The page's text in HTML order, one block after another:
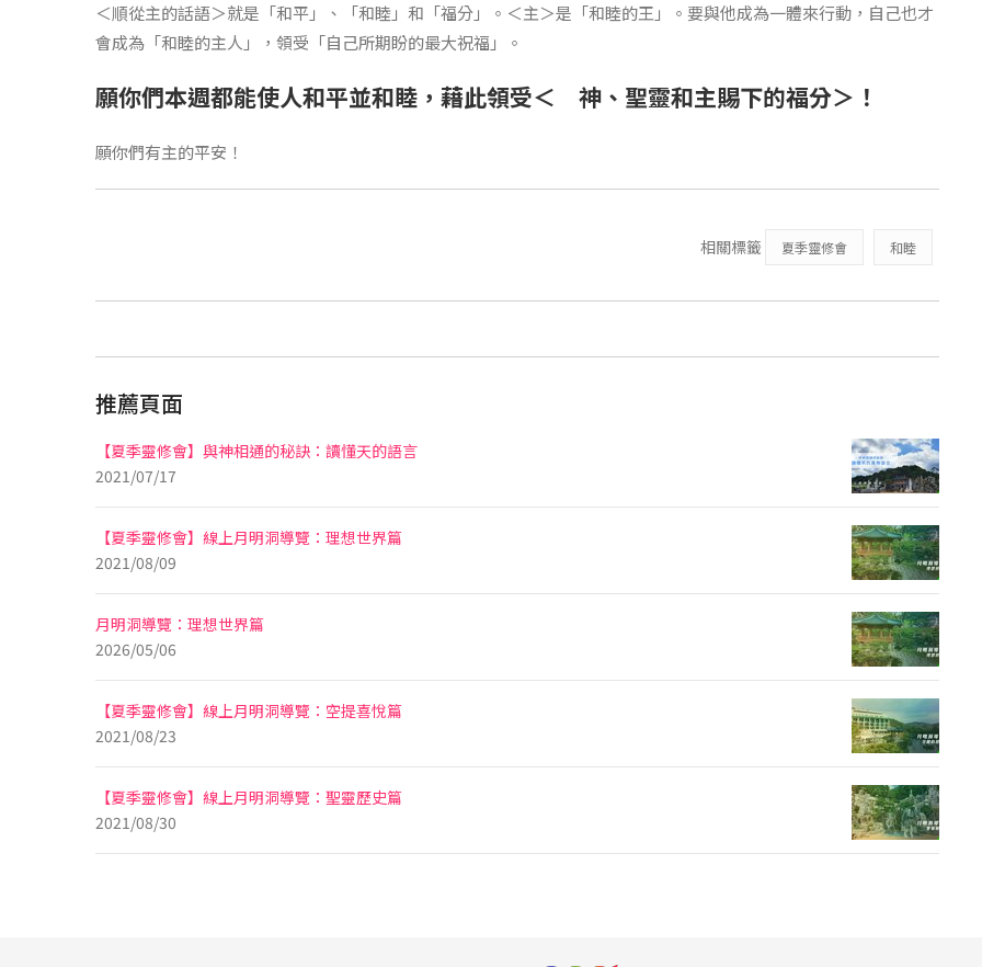
＜順從主的話語＞就是「和平」、「和睦」和「福分」。＜主＞是「和睦的王」。要與他成為一體來行動，自己也才
會成為「和睦的主人」，領受「自己所期盼的最大祝福」。
願你們本週都能使人和平並和睦，藉此領受＜ 神、聖靈和主賜下的福分＞！
願你們有主的平安！
相關標籤 夏季靈修會 和睦
推薦頁面
【夏季靈修會】與神相通的秘訣：讀懂天的語言
2021/07/17
【夏季靈修會】線上月明洞導覽：理想世界篇
2021/08/09
月明洞導覽：理想世界篇
2026/05/06
【夏季靈修會】線上月明洞導覽：空提喜悅篇
2021/08/23
【夏季靈修會】線上月明洞導覽：聖靈歷史篇
2021/08/30